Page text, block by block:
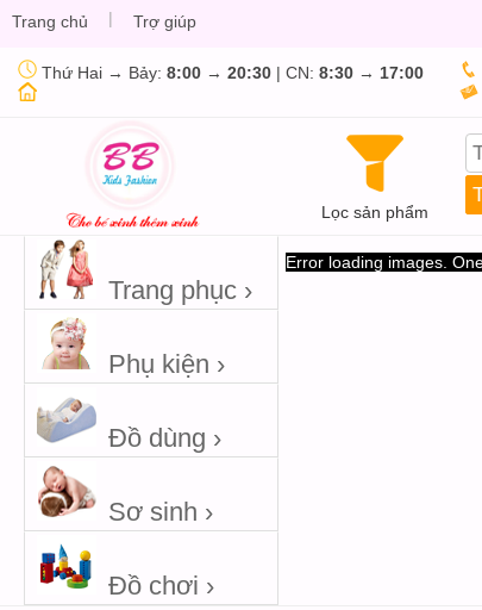
Trang chủ | Trợ giúp
Thứ Hai → Bảy: 8:00 → 20:30 | CN: 8:30 → 17:00
Lọc sản phẩm
Trang phục ›
Phụ kiện ›
Đồ dùng ›
Sơ sinh ›
Đồ chơi ›
Error loading images.